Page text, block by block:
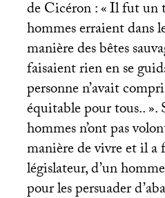
de Cicéron : «Il fut un
hommes erraient dans
manière des bêtes
faisaient rien en se
personne n’avait
équitable pour tous..».
hommes n’ont pas
manière de vivre et il a
législateur, d’un
pour les persuader